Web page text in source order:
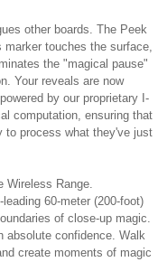
other boards. The Peek
marker touches the surface,
the "magical pause"
Your reveals are now
by our proprietary I-
computation, ensuring that
to process what they've just
Wireless Range.
60-meter (200-foot)
of close-up magic.
absolute confidence. Walk
create moments of magic